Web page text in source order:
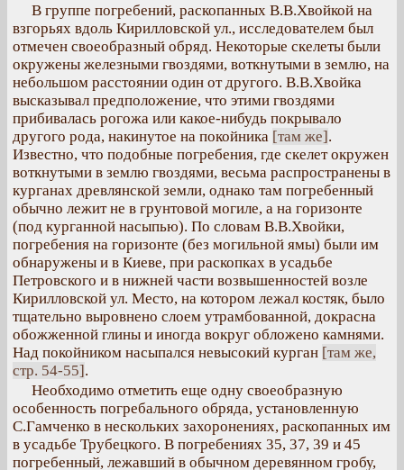
В группе погребений, раскопанных В.В.Хвойкой на
взгорьях вдоль Кирилловской ул., исследователем был
отмечен своеобразный обряд. Некоторые скелеты были
окружены железными гвоздями, воткнутыми в землю, на
небольшом расстоянии один от другого. В.В.Хвойка
высказывал предположение, что этими гвоздями
прибивалась рогожа или какое-нибудь покрывало
другого рода, накинутое на покойника [там же].
Известно, что подобные погребения, где скелет окружен
воткнутыми в землю гвоздями, весьма распространены в
курганах древлянской земли, однако там погребенный
обычно лежит не в грунтовой могиле, а на горизонте
(под курганной насыпью). По словам В.В.Хвойки,
погребения на горизонте (без могильной ямы) были им
обнаружены и в Киеве, при раскопках в усадьбе
Петровского и в нижней части возвышенностей возле
Кирилловской ул. Место, на котором лежал костяк, было
тщательно выровнено слоем утрамбованной, докрасна
обожженной глины и иногда вокруг обложено камнями.
Над покойником насыпался невысокий курган [там же,
стр. 54-55].
Необходимо отметить еще одну своеобразную
особенность погребального обряда, установленную
С.Гамченко в нескольких захоронениях, раскопанных им
в усадьбе Трубецкого. В погребениях 35, 37, 39 и 45
погребенный, лежавший в обычном деревянном гробу,